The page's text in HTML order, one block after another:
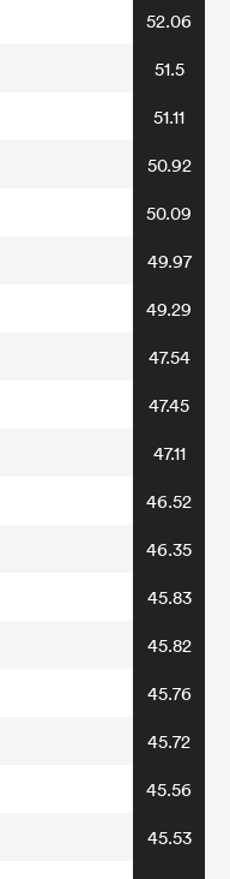
52.06
51.5
51.11
50.92
50.09
49.97
49.29
47.54
47.45
47.11
46.52
46.35
45.83
45.82
45.76
45.72
45.56
45.53